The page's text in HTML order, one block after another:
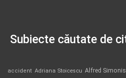
Subiecte căutate de
accident Adriana Stoicescu Alfred Simonis